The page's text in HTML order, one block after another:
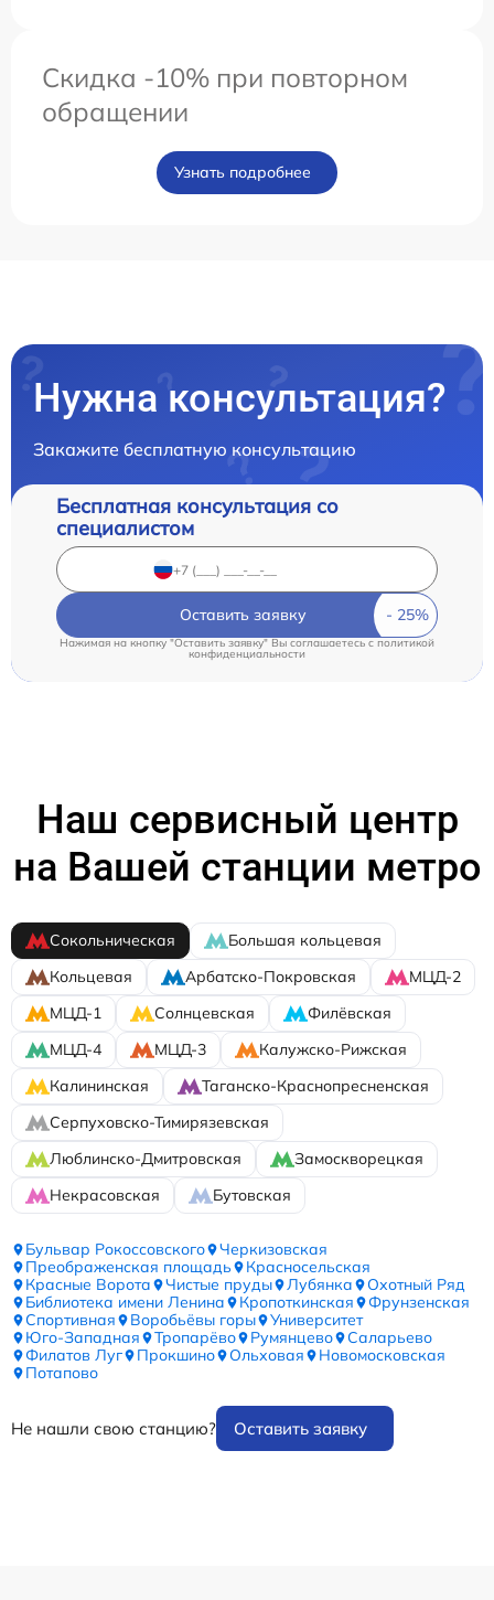
Скидка -10% при повторном
обращении
Узнать подробнее
Нужна консультация?
Закажите бесплатную консультацию
Бесплатная консультация со
специалистом
Оставить заявку
Нажимая на кнопку "Оставить заявку" Вы соглашаетесь cполитикой
конфиденциальности
Наш сервисный центр
на Вашей станции метро
Сокольническая
Большая кольцевая
Кольцевая
Арбатско-Покровская
МЦД-2
МЦД-1
Солнцевская
Филёвская
МЦД-4
МЦД-3
Калужско-Рижская
Калининская
Таганско-Краснопресненская
Серпуховско-Тимирязевская
Люблинско-Дмитровская
Замоскворецкая
Некрасовская
Бутовская
Бульвар Рокоссовского
Черкизовская
Преображенская площадь
Красносельская
Красные Ворота
Чистые пруды Лубянка
Охотный Ряд
Библиотека имени Ленина
Кропоткинская
Фрунзенская
Спортивная
Воробьёвы горы
Университет
Юго-Западная
Тропарёво Румянцево
Саларьево
Филатов Луг
Прокшино Ольховая
Новомосковская
Потапово
Не нашли свою станцию? Оставить заявку